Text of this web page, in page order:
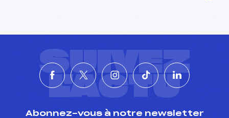
SUIVEZ
L'ACTU
Abonnez-vous à notre newsletter